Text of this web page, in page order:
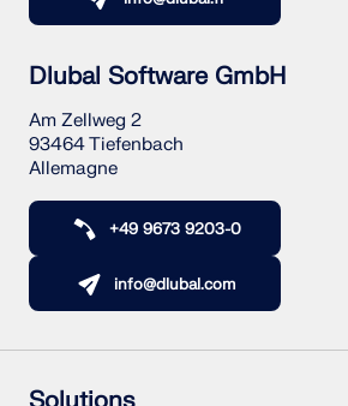
Dlubal Software GmbH
Am Zellweg 2
93464 Tiefenbach
Allemagne
+49 9673 9203-0
info@dlubal.com